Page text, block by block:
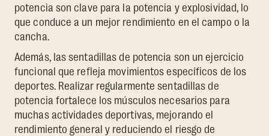
potencia son clave para la potencia y explosividad, lo
que conduce a un mejor rendimiento en el campo o la
cancha.
Además, las sentadillas de potencia son un ejercicio
funcional que refleja movimientos específicos de los
deportes. Realizar regularmente sentadillas de
potencia fortalece los músculos necesarios para
muchas actividades deportivas, mejorando el
rendimiento general y reduciendo el riesgo de